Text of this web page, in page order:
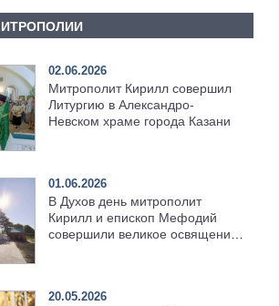
02.06.2026
Митрополит Кирилл совершил
Литургию в Александро-
Невском храме города Казани
01.06.2026
В Духов день митрополит
Кирилл и епископ Мефодий
совершили великое освящение
20.05.2026